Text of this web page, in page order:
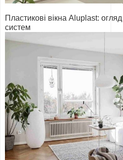
Пластикові вікна Aluplast:
систем